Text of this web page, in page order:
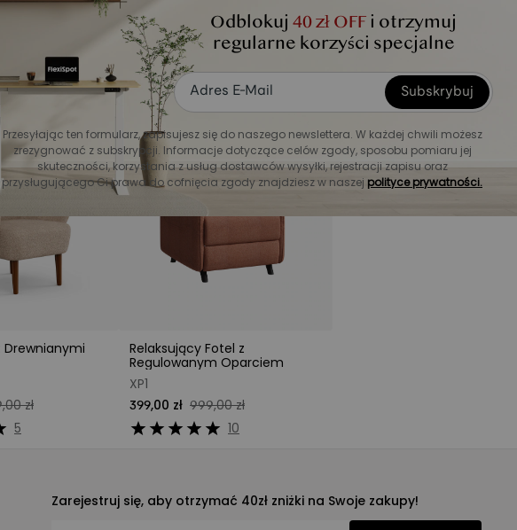
Przestrzeni
Mini Waffle
Od 1849,00 zł
2799,00 zł
Drewnianymi
zł
5
-60 %
Relaksujący Fotel z
Regulowanym Oparciem
XP1
399,00 zł 999,00 zł
10
Zarejestruj się, aby otrzymać 40zł zniżki na Swoje zakupy!
Odblokuj 40 zł OFF i otrzymuj
regularne korzyści specjalne
Subskrybuj
Przesyłając ten formularz, zapisujesz się do naszego newslettera. W każdej chwili możesz
zrezygnować z subskrypcji. Informacje dotyczące celów zgody, sposobu pomiaru jej
skuteczności, korzystania z usług dostawców wysyłki, rejestracji zapisu oraz
przysługującego Ci prawa do cofnięcia zgody znajdziesz w naszej polityce prywatności.